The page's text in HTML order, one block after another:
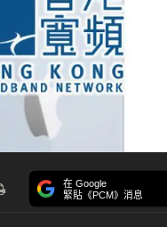
在 Google
緊貼《PCM》消息